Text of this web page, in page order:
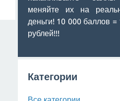
меняйте их на
деньги! 10 000 баллов =
рублей!!!
Категории